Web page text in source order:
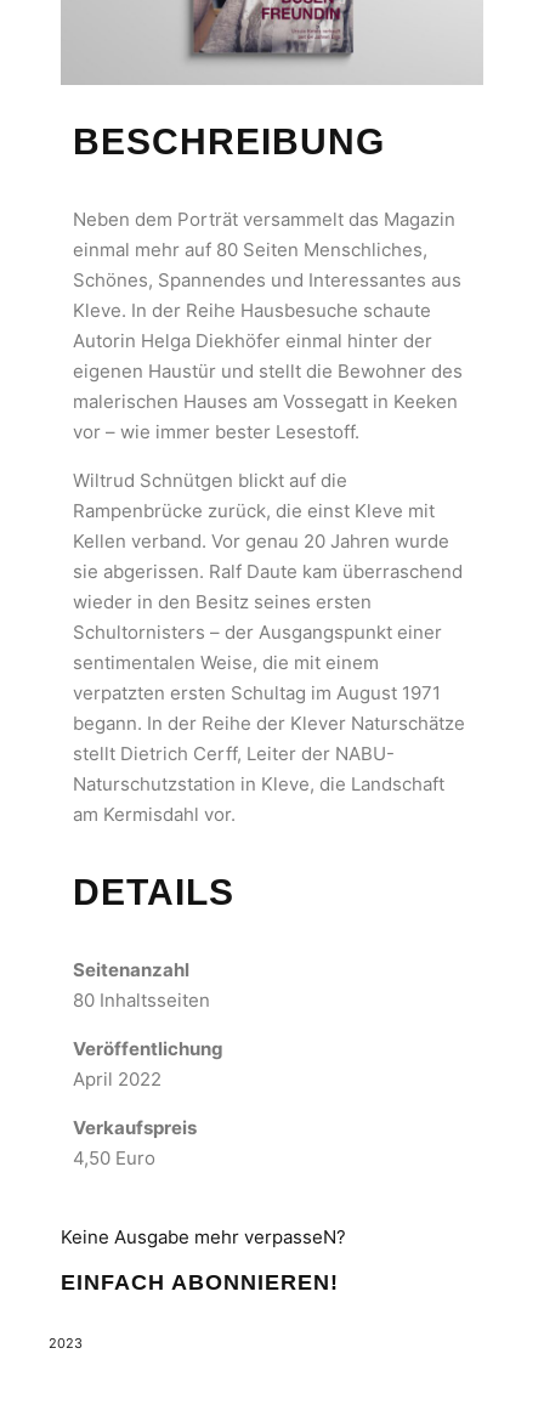
BESCHREIBUNG
Neben dem Porträt versammelt das Magazin
einmal mehr auf 80 Seiten Menschliches,
Schönes, Spannendes und Interessantes aus
Kleve. In der Reihe Hausbesuche schaute
Autorin Helga Diekhöfer einmal hinter der
eigenen Haustür und stellt die Bewohner des
malerischen Hauses am Vossegatt in Keeken
vor – wie immer bester Lesestoff.
Wiltrud Schnütgen blickt auf die
Rampenbrücke zurück, die einst Kleve mit
Kellen verband. Vor genau 20 Jahren wurde
sie abgerissen. Ralf Daute kam überraschend
wieder in den Besitz seines ersten
Schultornisters – der Ausgangspunkt einer
sentimentalen Weise, die mit einem
verpatzten ersten Schultag im August 1971
begann. In der Reihe der Klever Naturschätze
stellt Dietrich Cerff, Leiter der NABU-
Naturschutzstation in Kleve, die Landschaft
am Kermisdahl vor.
DETAILS
Seitenanzahl
80 Inhaltsseiten
Veröffentlichung
April 2022
Verkaufspreis
4,50 Euro
Keine Ausgabe mehr verpasseN?
EINFACH ABONNIEREN!
2023